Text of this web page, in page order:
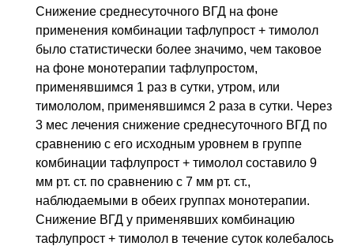
Снижение среднесуточного ВГД на фоне
применения комбинации тафлупрост + тимолол
было статистически более значимо, чем таковое
на фоне монотерапии тафлупростом,
применявшимся 1 раз в сутки, утром, или
тимололом, применявшимся 2 раза в сутки. Через
3 мес лечения снижение среднесуточного ВГД по
сравнению с его исходным уровнем в группе
комбинации тафлупрост + тимолол составило 9
мм рт. ст. по сравнению с 7 мм рт. ст.,
наблюдаемыми в обеих группах монотерапии.
Снижение ВГД у применявших комбинацию
тафлупрост + тимолол в течение суток колебалось